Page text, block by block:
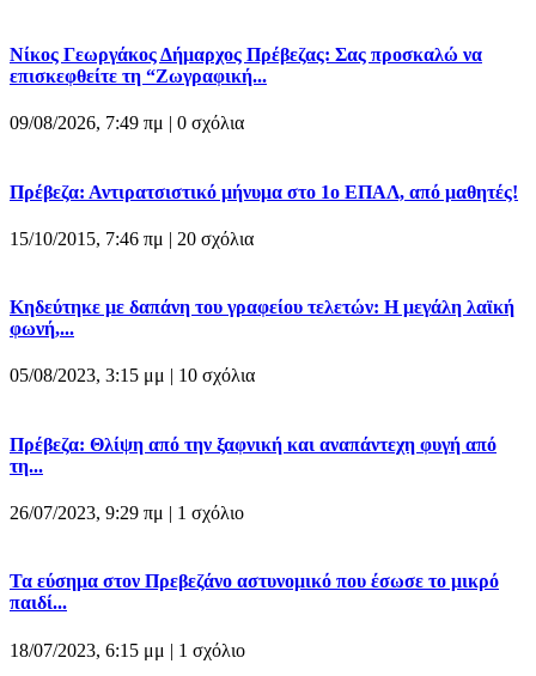
Νίκος Γεωργάκος Δήμαρχος Πρέβεζας: Σας προσκαλώ να
επισκεφθείτε τη “Ζωγραφική...
09/08/2026, 7:49 πμ | 0 σχόλια
Πρέβεζα: Αντιρατσιστικό μήνυμα στο 1ο ΕΠΑΛ, από μαθητές!
15/10/2015, 7:46 πμ | 20 σχόλια
Κηδεύτηκε με δαπάνη του γραφείου τελετών: Η μεγάλη λαϊκή
φωνή,...
05/08/2023, 3:15 μμ | 10 σχόλια
Πρέβεζα: Θλίψη από την ξαφνική και αναπάντεχη φυγή από
τη...
26/07/2023, 9:29 πμ | 1 σχόλιο
Τα εύσημα στον Πρεβεζάνο αστυνομικό που έσωσε το μικρό
παιδί...
18/07/2023, 6:15 μμ | 1 σχόλιο